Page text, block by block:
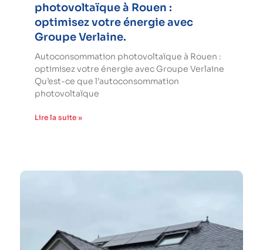
photovoltaïque à Rouen :
optimisez votre énergie avec
Groupe Verlaine.
Autoconsommation photovoltaïque à Rouen :
optimisez votre énergie avec Groupe Verlaine
Qu’est-ce que l’autoconsommation
photovoltaïque
Lire la suite »